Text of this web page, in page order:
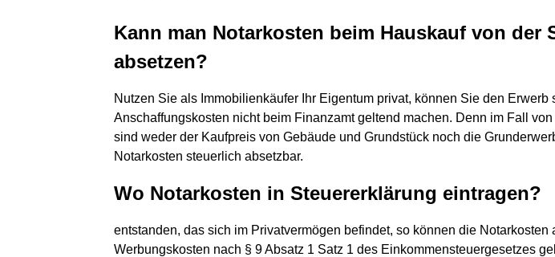
Kann man Notarkosten beim Hauskauf von der
absetzen?
Nutzen Sie als Immobilienkäufer Ihr Eigentum privat, können Sie den Erwerb
Anschaffungskosten nicht beim Finanzamt geltend machen. Denn im Fall
sind weder der Kaufpreis von Gebäude und Grundstück noch die
Notarkosten steuerlich absetzbar.
Wo Notarkosten in Steuererklärung eintragen?
entstanden, das sich im Privatvermögen befindet, so können die Notarkosten
Werbungskosten nach § 9 Absatz 1 Satz 1 des Einkommensteuergesetzes